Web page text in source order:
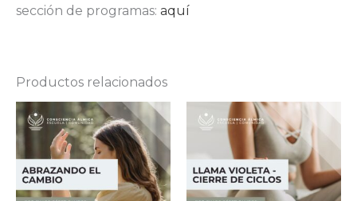
sección de programas: aquí
Productos relacionados